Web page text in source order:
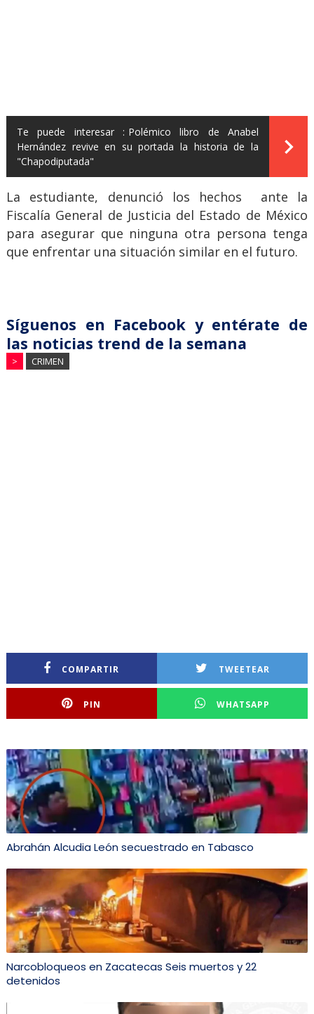
Te puede interesar : Polémico libro de Anabel
Hernández revive en su portada la historia de la
"Chapodiputada"
La estudiante, denunció los hechos ante la
Fiscalía General de Justicia del Estado de México
para asegurar que ninguna otra persona tenga
que enfrentar una situación similar en el futuro.
Síguenos en Facebook y entérate de
las noticias trend de la semana
> CRIMEN
COMPARTIR TWEETEAR
PIN WHATSAPP
Abrahán Alcudia León secuestrado en Tabasco
Narcobloqueos en Zacatecas Seis muertos y 22
detenidos